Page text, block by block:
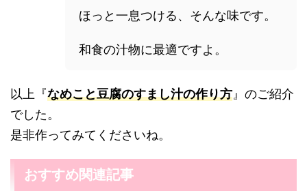
ほっと一息つける、そんな味です。
和食の汁物に最適ですよ。
以上『なめこと豆腐のすまし汁の作り方 』のご紹介
でした。
是非作ってみてくださいね。
おすすめ関連記事